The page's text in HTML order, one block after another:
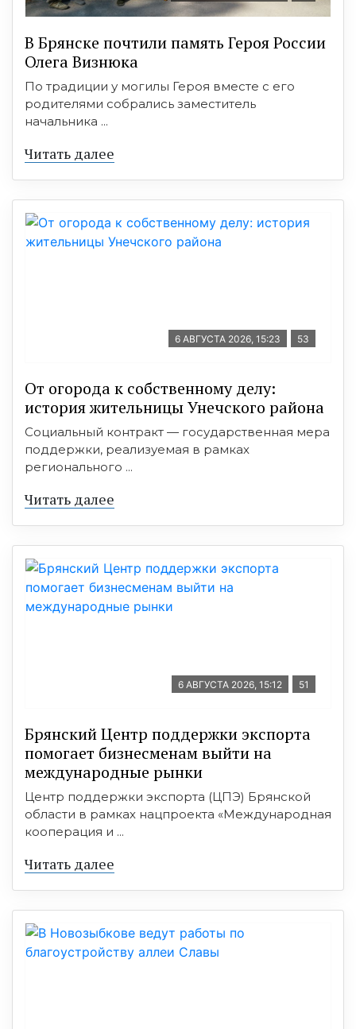
В Брянске почтили память Героя России
Олега Визнюка
По традиции у могилы Героя вместе с его
родителями собрались заместитель
начальника ...
Читать далее
6 АВГУСТА 2026, 15:23 53
От огорода к собственному делу:
история жительницы Унечского района
Социальный контракт — государственная мера
поддержки, реализуемая в рамках
регионального ...
Читать далее
6 АВГУСТА 2026, 15:12 51
Брянский Центр поддержки экспорта
помогает бизнесменам выйти на
международные рынки
Центр поддержки экспорта (ЦПЭ) Брянской
области в рамках нацпроекта «Международная
кооперация и ...
Читать далее